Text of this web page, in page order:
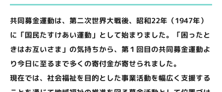
共同募金運動は、第二次世界大戦後、昭和22年（1947年）
に「国民たすけあい運動」として始まりました。「困ったと
きはお互いさま」の気持ちから、第１回目の共同募金運動よ
り今日に至るまで多くの寄付金が寄せられました。
現在では、社会福祉を目的とした事業活動を幅広く支援する